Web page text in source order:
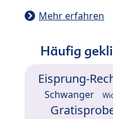
Mehr erfahren
Häufig
Eisprung-
Schwanger